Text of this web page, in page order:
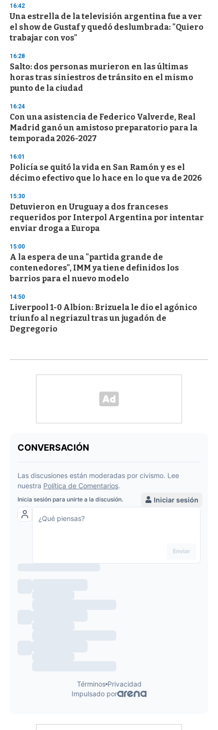
s
e
c
o
n
16:42
Una estrella de la televisión argentina fue a ver
el show de Gustaf y quedó deslumbrada: "Quiero
trabajar con vos"
16:28
Salto: dos personas murieron en las últimas
horas tras siniestros de tránsito en el mismo
punto de la ciudad
16:24
Con una asistencia de Federico Valverde, Real
Madrid ganó un amistoso preparatorio para la
temporada 2026-2027
16:01
Policía se quitó la vida en San Ramón y es el
décimo efectivo que lo hace en lo que va de 2026
15:30
Detuvieron en Uruguay a dos franceses
requeridos por Interpol Argentina por intentar
enviar droga a Europa
15:00
A la espera de una "partida grande de
contenedores", IMM ya tiene definidos los
barrios para el nuevo modelo
14:50
Liverpool 1-0 Albion: Brizuela le dio el agónico
triunfo al negriazul tras un jugadón de
Degregorio